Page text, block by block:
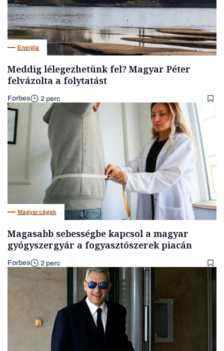
Energia
Meddig lélegezhetünk fel? Magyar Péter
felvázolta a folytatást
Forbes 2 perc
Magyar cégek
Magasabb sebességbe kapcsol a magyar
gyógyszergyár a fogyasztószerek piacán
Forbes 2 perc